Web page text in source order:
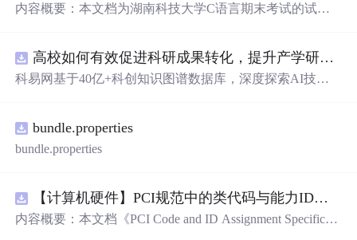
内容概要：本文档为湖南科技大学C语言期末考试的试题
循环）、数组、字符串处理、函数定义与调用、指针初步
等内容。题目形式为单项选择题，每道题后附有正确答
业学习C语言课程的学生，特别是准备期末考试或需要强
化基础知识的初学者。; 使用场景及目标：①用于考前复
习，检验对C语言核心概念的掌握程度；②辅助教师出题
辑分析能力。; 阅读建议：建议结合教材和上机实践进行练
习，重点关注易错题和涉及复杂逻辑控制的题目，理解每
道题背后的程序执行流程，以达到真正掌握语言特性的目
高校如何有效促进科研成果转化，提升产学研合作效率？.docx
科易网基于40亿+科创知识图谱数据库，深度探索AI技术
新领域的AI+数智化解决方案，推动科技创新与产业创新
智能化发展。
bundle.properties
bundle.properties
【计算机硬件】PCI规范中的类代码与能力ID分配：设备功能分类及扩展能力标识系统设计
内容概要：本文档《PCI Code and ID Assignment Specificati